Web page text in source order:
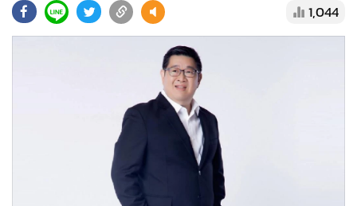
• ผู้จัดกวน
1,044